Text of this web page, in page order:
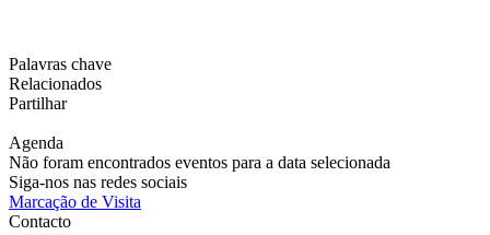
Palavras chave
Relacionados
Partilhar
Agenda
Não foram encontrados eventos para a data selecionada
Siga-nos nas redes sociais
Marcação de Visita
Contacto